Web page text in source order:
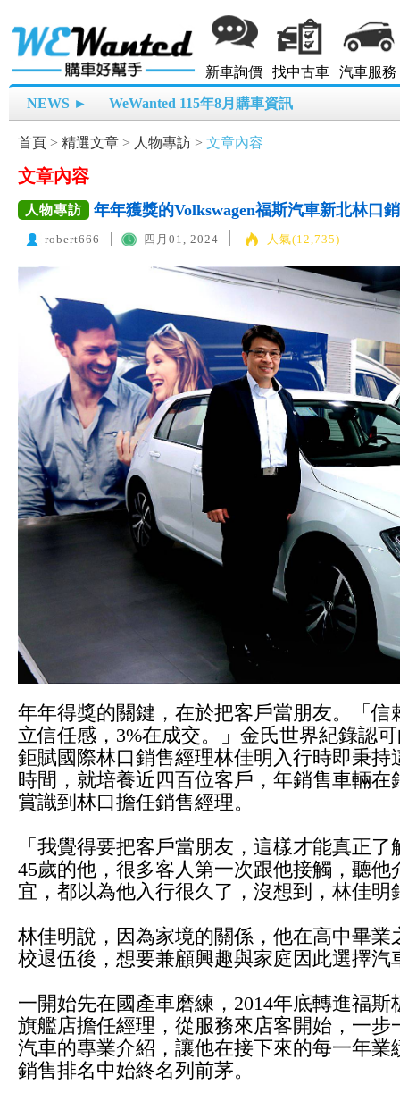
新車詢價 找中古車 汽車服務
NEWS ► WeWanted 115年8月購車資訊
首頁 > 精選文章 > 人物專訪 > 文章內容
文章內容
人物專訪 年年獲獎的Volkswagen福斯汽車新北林口
robert666 四月01, 2024 人氣(12,735)
年年得獎的關鍵，在於把客戶當朋友。「信
立信任感，3%在成交。」金氏世界紀錄認
鉅賦國際林口銷售經理林佳明入行時即秉
時間，就培養近四百位客戶，年銷售車輛
賞識到林口擔任銷售經理。
「我覺得要把客戶當朋友，這樣才能真正
45歲的他，很多客人第一次跟他接觸，聽
宜，都以為他入行很久了，沒想到，林佳明
林佳明說，因為家境的關係，他在高中畢
校退伍後，想要兼顧興趣與家庭因此選擇汽
一開始先在國產車磨練，2014年底轉進福
旗艦店擔任經理，從服務來店客開始，一
汽車的專業介紹，讓他在接下來的每一年業
銷售排名中始終名列前茅。